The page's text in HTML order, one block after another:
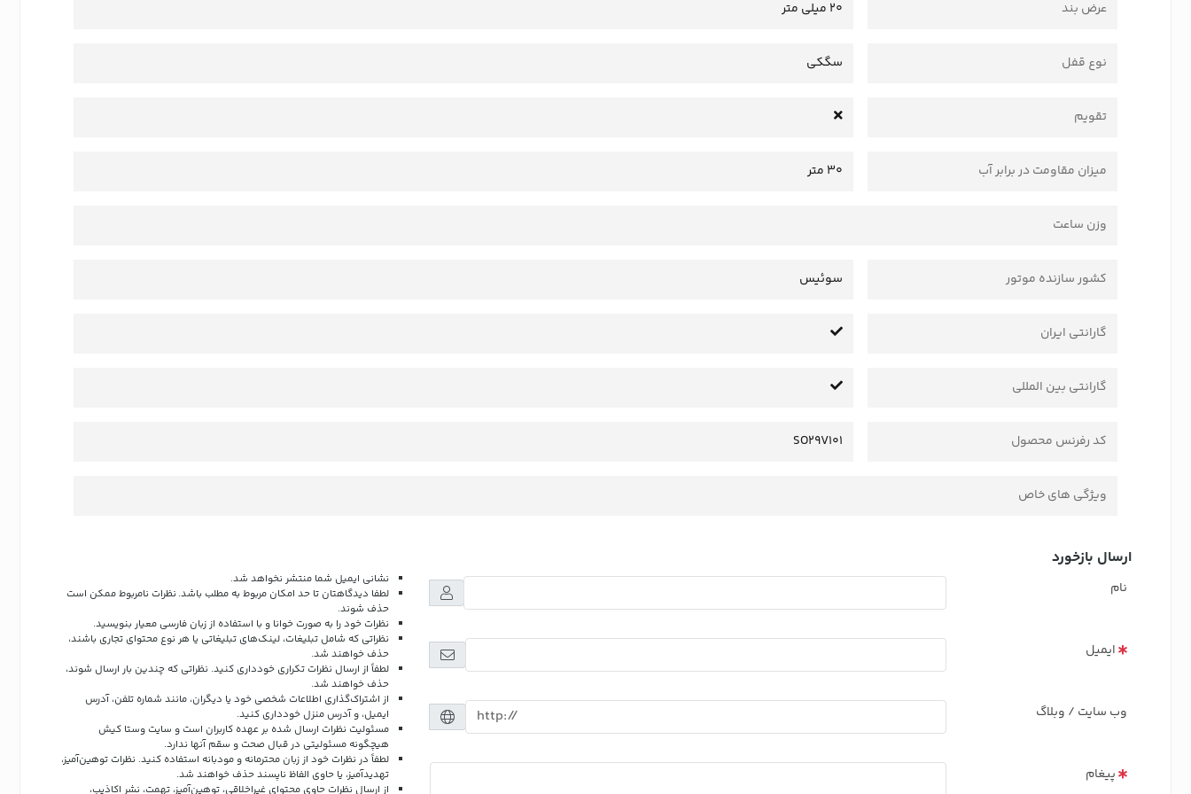
عرض بند 20 میلی متر
نوع قفل سگکی
تقویم
میزان مقاومت در برابر آب 30 متر
وزن ساعت
کشور سازنده موتور سوئیس
گارانتی ایران
گارانتی بین المللی
کد رفرنس محصول SO29V101
ویژگی های خاص
ارسال بازخورد
نام
ایمیل
وب سایت / وبلاگ
پیغام
نشانی ایمیل شما منتشر نخواهد شد.
لطفا دیدگاهتان تا حد امکان مربوط به مطلب باشد. نظرات نامربوط ممکن است
حذف شوند.
نظرات خود را به صورت خوانا و با استفاده از زبان فارسی معیار بنویسید.
نظراتی که شامل تبلیغات، لینک‌های تبلیغاتی یا هر نوع محتوای تجاری باشند،
حذف خواهند شد.
لطفاً از ارسال نظرات تکراری خودداری کنید. نظراتی که چندین بار ارسال شوند،
حذف خواهند شد.
از اشتراک‌گذاری اطلاعات شخصی خود یا دیگران، مانند شماره تلفن، آدرس
ایمیل، و آدرس منزل خودداری کنید.
مسئولیت نظرات ارسال شده بر عهده کاربران است و سایت وستا کیش
هیچگونه مسئولیتی در قبال صحت و سقم آنها ندارد.
لطفاً در نظرات خود از زبان محترمانه و مودبانه استفاده کنید. نظرات توهین‌آمیز،
تهدیدآمیز، یا حاوی الفاظ ناپسند حذف خواهند شد.
از ارسال نظرات حاوی محتوای غیراخلاقی، توهین‌آمیز، تهمت، نشر اکاذیب،